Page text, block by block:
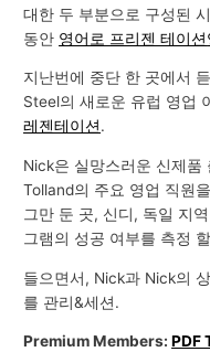
대한 두 부분으로 구성된
동안 영어로 프리젠 테이션
지난번에 중단 한 곳에서
Steel의 새로운 유럽 영업
레젠테이션.
Nick은 실망스러운 신제
Tolland의 주요 영업 직원
그만 둔 곳, 신디, 독일 지
그램의 성공 여부를 측정
들으면서, Nick과 Nick의
를 관리&세션.
Premium Members:PDF